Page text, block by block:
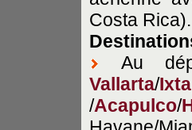
Costa Rica).
Au
Vallarta/
/Acapulco/